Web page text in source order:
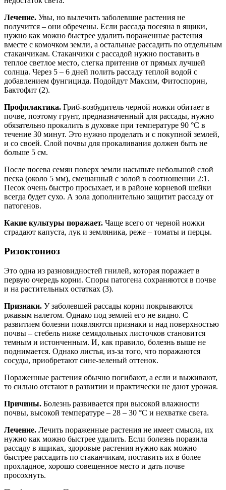
Лечение. Увы, но вылечить заболевшие растения не
получится – они обречены. Если рассада посеяна в ящики,
нужно как можно быстрее удалить пораженные растения
вместе с комочком земли, а остальные рассадить по отдельным
стаканчикам. Стаканчики с рассадой нужно поставить в
теплое светлое место, слегка притенив от прямых лучшей
солнца. Через 5 – 6 дней полить рассаду теплой водой с
добавлением фунгицида. Подойдут Максим, Фитоспорин,
Бактофит (2).
Профилактика. Гриб-возбудитель черной ножки обитает в
почве, поэтому грунт, предназначенный для рассады, нужно
обязательно прокалить в духовке при температуре 90 °С в
течение 30 минут. Это нужно проделать и с покупной землей,
и со своей. Слой почвы для прокаливания должен быть не
больше 5 см.
После посева семян поверх земли насыпьте небольшой слой
песка (около 5 мм), смешанный с золой в соотношении 2:1.
Песок очень быстро просыхает, и в районе корневой шейки
всегда будет сухо. А зола дополнительно защитит рассаду от
патогенов.
Какие культуры поражает. Чаще всего от черной ножки
страдают капуста, лук и земляника, реже – томаты и перцы.
Ризоктониоз
Это одна из разновидностей гнилей, которая поражает в
первую очередь корни. Споры патогена сохраняются в почве
и на растительных остатках (3).
Признаки. У заболевшей рассады корни покрываются
ржавым налетом. Однако под землей его не видно. С
развитием болезни появляются признаки и над поверхностью
почвы – стебель ниже семядольных листочков становится
темным и истонченным. И, как правило, болезнь выше не
поднимается. Однако листья, из-за того, что поражаются
сосуды, приобретают сине-зеленый оттенок.
Пораженные растения обычно погибают, а если и выживают,
то сильно отстают в развитии и практически не дают урожая.
Причины. Болезнь развивается при высокой влажности
почвы, высокой температуре – 28 – 30 °С и нехватке света.
Лечение. Лечить пораженные растения не имеет смысла, их
нужно как можно быстрее удалить. Если болезнь поразила
рассаду в ящиках, здоровые растения нужно как можно
быстрее рассадить по стаканчикам, поставить их в более
прохладное, хорошо совещенное место и дать почве
просохнуть.